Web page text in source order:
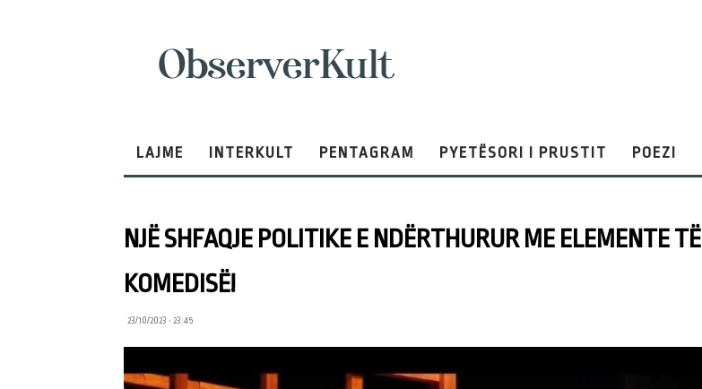
LAJME INTERKULT PENTAGRAM PYETËSORI I PRUSTIT POEZI
NJË SHFAQJE POLITIKE E NDËRTHURUR ME ELEMENTE TË
KOMEDISË!
23/10/2023 • 23:45